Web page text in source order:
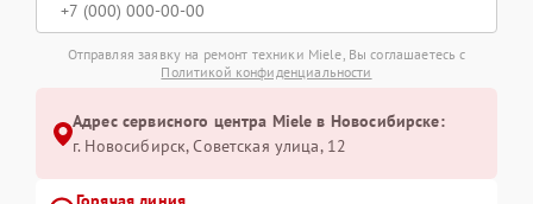
Отправляя заявку на ремонт техники Miele, Вы соглашаетесь с
Политикой конфиденциальности
Адрес сервисного центра Miele в Новосибирске:
г. Новосибирск, Советская улица, 12